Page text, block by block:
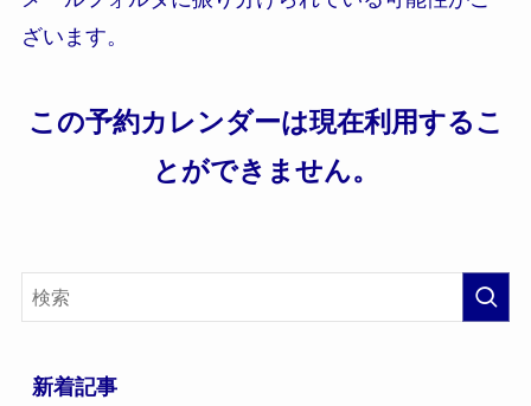
ざいます。
この予約カレンダーは現在利用するこ
とができません。
新着記事